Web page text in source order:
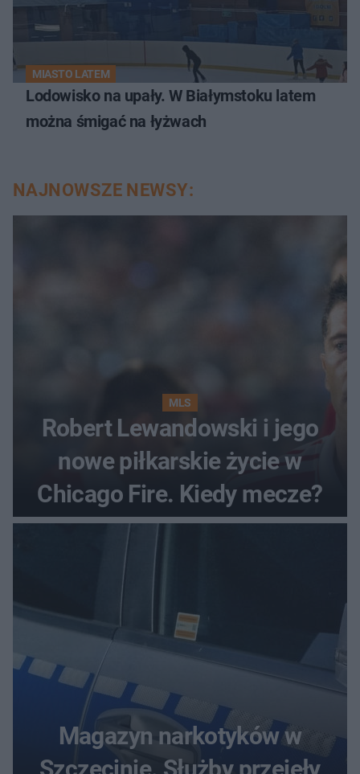
MIASTO LATEM
Lodowisko na upały. W Białymstoku latem
można śmigać na łyżwach
NAJNOWSZE NEWSY:
MLS
Robert Lewandowski i jego
nowe piłkarskie życie w
Chicago Fire. Kiedy mecze?
Magazyn narkotyków w